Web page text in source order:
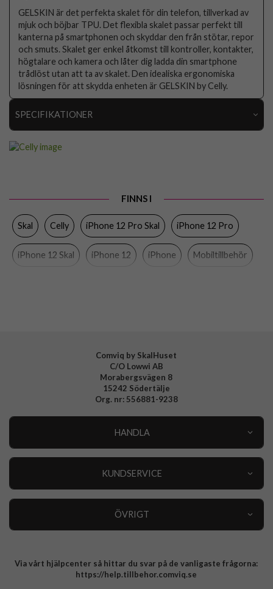
GELSKIN är det perfekta skalet för din telefon, tillverkad av
mjuk och böjbar TPU. Det flexibla skalet passar perfekt till
kanterna på smartphonen och skyddar den från stötar, repor
och smuts. Skalet ger enkel åtkomst till kontroller, kontakter,
högtalare och kamera och låter dig ladda din smartphone
trådlöst utan att ta av skalet. Den idealiska ergonomiska
lösningen för att skydda enheten är GELSKIN by Celly.
SPECIFIKATIONER
Trådlös laddning-kompatibel
Färg Genomskinlig
Mjukplast (TPU)
FINNS I
Skal Celly iPhone 12 Pro Skal iPhone 12 Pro
iPhone 12 Skal iPhone 12 iPhone Mobiltillbehör
Comviq by SkalHuset
C/O Lowwi AB
Morabergsvägen 8
15242 Södertälje
Org. nr: 556881-9238
HANDLA
KUNDSERVICE
ÖVRIGT
Integritetspolicy
Via vårt hjälpcenter så hittar du svar på de vanligaste frågorna:
https://help.tillbehor.comviq.se